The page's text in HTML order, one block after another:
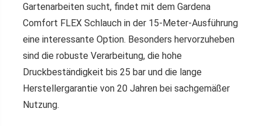
Gartenarbeiten sucht, findet mit dem Gardena
Comfort FLEX Schlauch in der 15-Meter-Ausführung
eine interessante Option. Besonders hervorzuheben
sind die robuste Verarbeitung, die hohe
Druckbeständigkeit bis 25 bar und die lange
Herstellergarantie von 20 Jahren bei sachgemäßer
Nutzung.